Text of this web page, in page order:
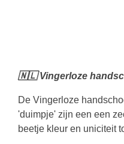
🇳🇱 Vingerloze
De Vingerloze
'duimpje' zijn een een
beetje kleur en uniciteit